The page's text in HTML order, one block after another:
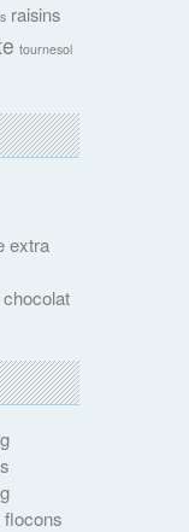
raisins
tournesol
extra